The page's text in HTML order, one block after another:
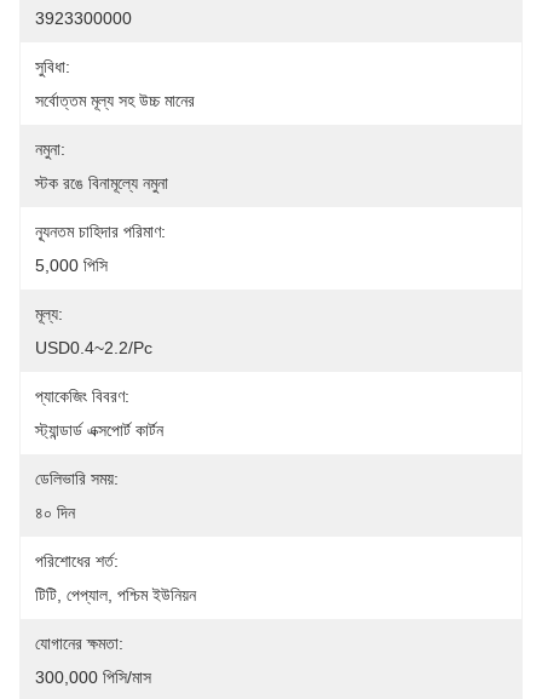
3923300000
সুবিধা:
সর্বোত্তম মূল্য সহ উচ্চ মানের
নমুনা:
স্টক রঙে বিনামূল্যে নমুনা
ন্যূনতম চাহিদার পরিমাণ:
5,000 পিসি
মূল্য:
USD0.4~2.2/pc
প্যাকেজিং বিবরণ:
স্ট্যান্ডার্ড এক্সপোর্ট কার্টন
ডেলিভারি সময়:
৪০ দিন
পরিশোধের শর্ত:
টিটি, পেপ্যাল, পশ্চিম ইউনিয়ন
যোগানের ক্ষমতা:
300,000 পিসি/মাস